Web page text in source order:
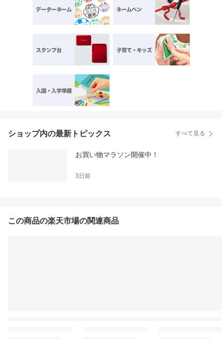
ショップ内の最新トピックス すべて見る
お買い物マラソン開催中！
3日前
この商品の楽天市場の関連商品